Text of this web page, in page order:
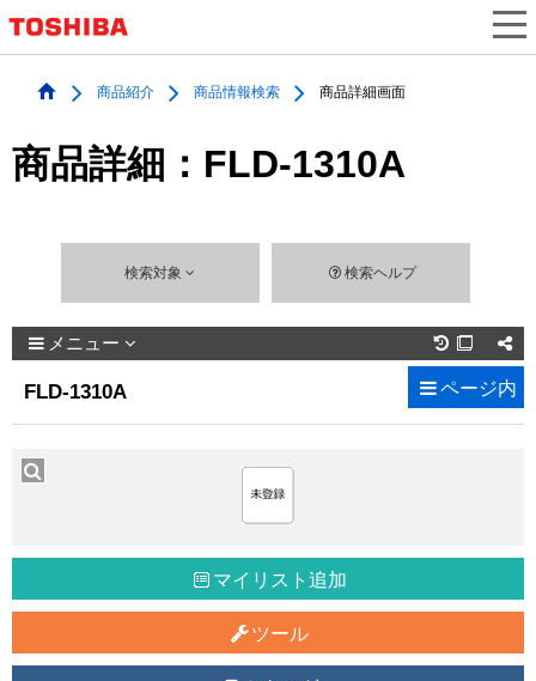
商品紹介 商品情報検索 商品詳細画面
商品詳細：FLD-1310A
検索対象 検索ヘルプ
メニュー 
FLD-1310A ページ内
マイリスト追加
ツール